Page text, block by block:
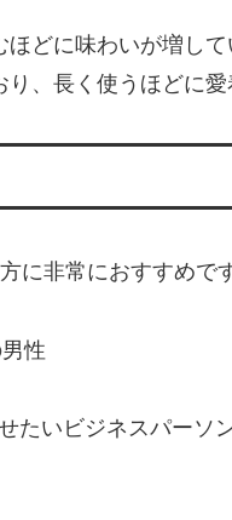
どに味わいが増し
、長く使うほどに愛
に非常におすすめで
性
たいビジネスパーソ